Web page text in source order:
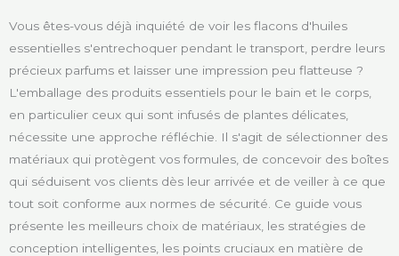
Vous êtes-vous déjà inquiété de voir les flacons d'huiles
essentielles s'entrechoquer pendant le transport, perdre leurs
précieux parfums et laisser une impression peu flatteuse ?
L'emballage des produits essentiels pour le bain et le corps,
en particulier ceux qui sont infusés de plantes délicates,
nécessite une approche réfléchie. Il s'agit de sélectionner des
matériaux qui protègent vos formules, de concevoir des boîtes
qui séduisent vos clients dès leur arrivée et de veiller à ce que
tout soit conforme aux normes de sécurité. Ce guide vous
présente les meilleurs choix de matériaux, les stratégies de
conception intelligentes, les points cruciaux en matière de